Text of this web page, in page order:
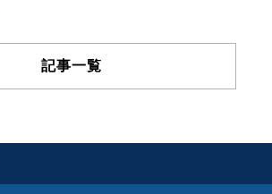
記事一覧